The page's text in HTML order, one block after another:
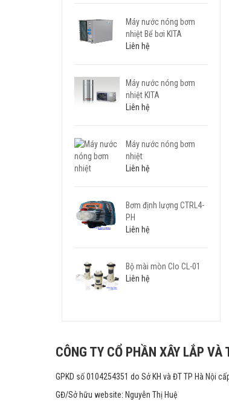
Máy nước nóng bơm
nhiệt Bể bơi KITA
Liên hệ
Máy nước nóng bơm
nhiệt KITA
Liên hệ
Máy nước nóng bơm
nhiệt
Liên hệ
Bơm định lượng CTRL4-
PH
Liên hệ
Bộ mài mòn Clo CL-01
Liên hệ
CÔNG TY CỔ PHẦN XÂY LẮP
GPKD số 0104254351 do Sở KH và ĐT TP Hà Nội
GĐ/Sở hữu website: Nguyễn Thị Huệ